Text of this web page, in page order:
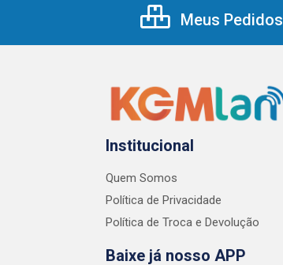
Meus Pedidos
Institucional
Quem Somos
Política de Privacidade
Política de Troca e Devolução
Baixe já nosso APP